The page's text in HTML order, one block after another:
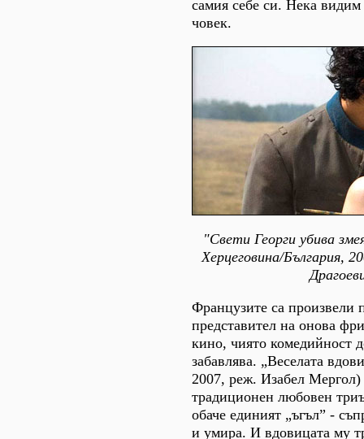
самия себе си. Нека видим
човек.
"Свети Георги убива
Херцеговина/България,
Французите са произвели
представител на онова
кино, чиято комедийност
забавлява. „Веселата
2007, реж. Изабел Мергол)
традиционен любовен
обаче единият „ъгъл” -
и умира. И вдовицата му